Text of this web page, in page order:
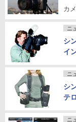
カ
ニ
シ
イ
ニ
シ
テ
ニ